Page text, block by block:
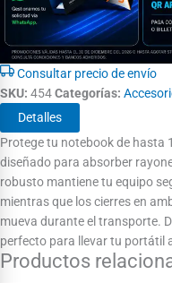
Consultar precio de envío
SKU: 454Categorías:
Detalles
Protege tu notebook de hasta
diseñado para absorber
robusto mantiene tu equipo
mientras que los cierres en
mueva durante el transporte.
perfecto para llevar tu portátil
Productos